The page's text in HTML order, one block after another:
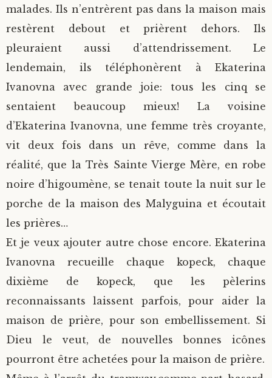
malades. Ils n’entrèrent pas dans la maison mais
restèrent debout et prièrent dehors. Ils
pleuraient aussi d’attendrissement. Le
lendemain, ils téléphonèrent à Ekaterina
Ivanovna avec grande joie: tous les cinq se
sentaient beaucoup mieux! La voisine
d’Ekaterina Ivanovna, une femme très croyante,
vit deux fois dans un rêve, comme dans la
réalité, que la Très Sainte Vierge Mère, en robe
noire d’higoumène, se tenait toute la nuit sur le
porche de la maison des Malyguina et écoutait
les prières…
Et je veux ajouter autre chose encore. Ekaterina
Ivanovna recueille chaque kopeck, chaque
dixième de kopeck, que les pèlerins
reconnaissants laissent parfois, pour aider la
maison de prière, pour son embellissement. Si
Dieu le veut, de nouvelles bonnes icônes
pourront être achetées pour la maison de prière.